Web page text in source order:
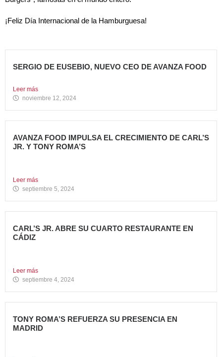
SERGIO DE EUSEBIO, NUEVO CEO DE AVANZA FOOD
Leer más
noviembre 12, 2024
AVANZA FOOD IMPULSA EL CRECIMIENTO DE CARL’S
JR. Y TONY ROMA’S
Leer más
septiembre 5, 2024
CARL’S JR. ABRE SU CUARTO RESTAURANTE EN
CÁDIZ
Leer más
septiembre 4, 2024
TONY ROMA’S REFUERZA SU PRESENCIA EN
MADRID
¡Feliz Día Internacional de la Hamburguesa!